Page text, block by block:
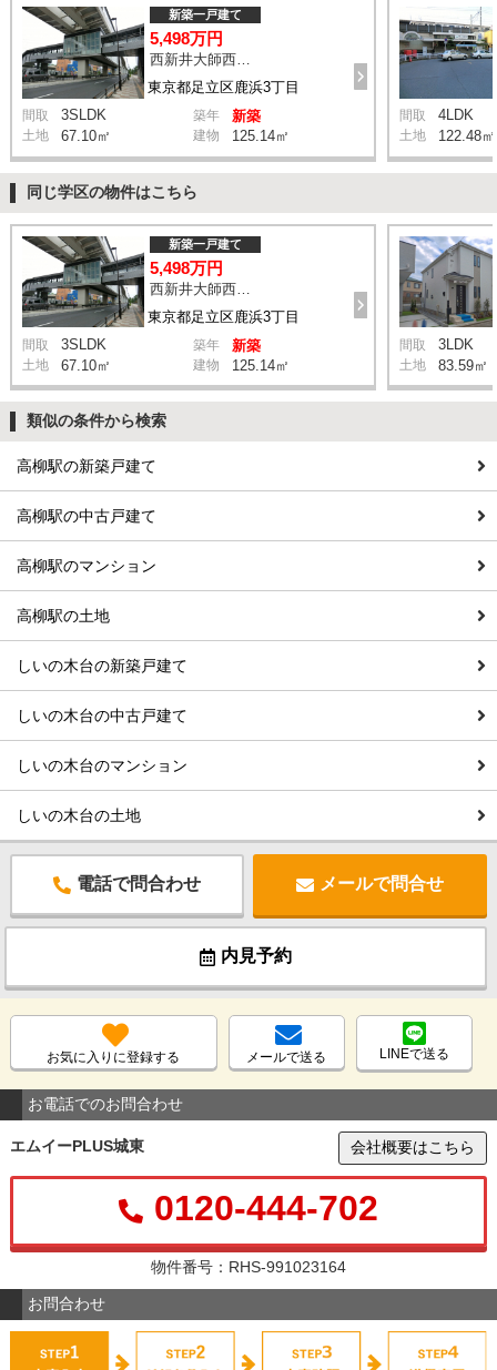
東京都足立区鹿浜3丁目
新築一戸建て
5,498万円
西新井大師西駅 鹿浜三丁目交差点 バス14分 停歩4分
間取 3SLDK 築年 新築
土地 67.10㎡ 建物 125.14㎡
間取 4LDK
土地 122.48㎡
同じ学区の物件はこちら
東京都足立区鹿浜3丁目
新築一戸建て
5,498万円
間取 3SLDK 築年 新築
土地 67.10㎡ 建物 125.14㎡
間取 3LDK
土地 83.59㎡
類似の条件から検索
高柳駅の新築戸建て
高柳駅の中古戸建て
高柳駅のマンション
高柳駅の土地
しいの木台の新築戸建て
しいの木台の中古戸建て
しいの木台のマンション
しいの木台の土地
電話で問合わせ メールで問合せ
内見予約
お気に入りに登録する メールで送る LINEで送る
お電話でのお問合わせ
エムイーPLUS城東 会社概要はこちら
0120-444-702
物件番号：RHS-991023164
お問合わせ